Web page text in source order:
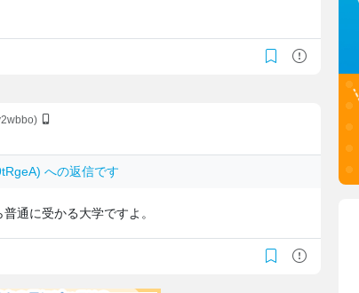
への返信です
通に受かる大学ですよ。